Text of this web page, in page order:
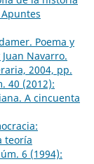
Poema y
Navarro.
2004, pp.
40 (2012):
A cincuenta
teoría
6 (1994):